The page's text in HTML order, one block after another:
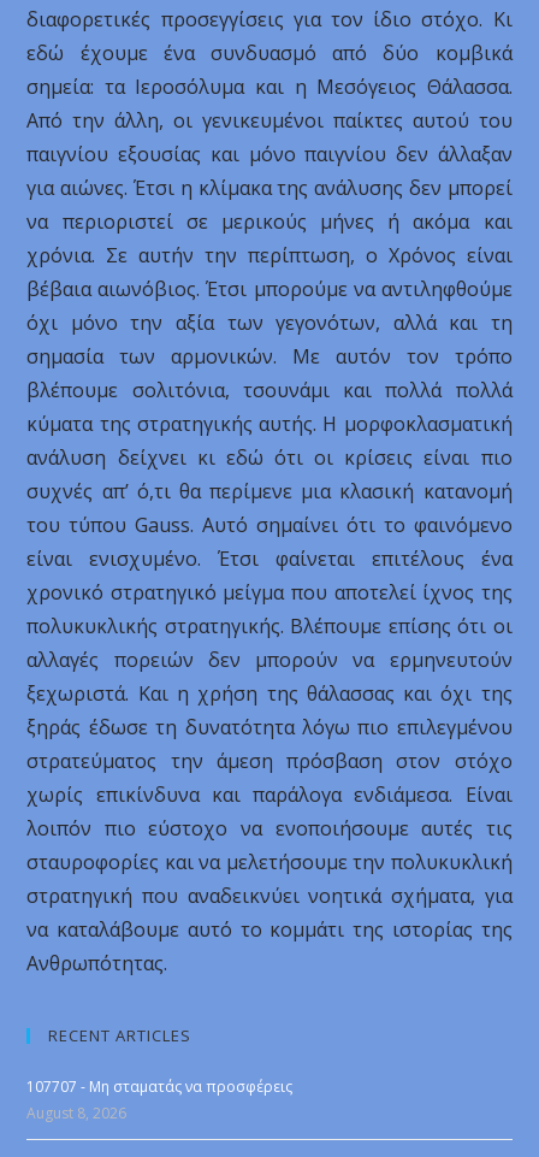
διαφορετικές προσεγγίσεις για τον ίδιο στόχο. Κι
εδώ έχουμε ένα συνδυασμό από δύο κομβικά
σημεία: τα Ιεροσόλυμα και η Μεσόγειος Θάλασσα.
Από την άλλη, οι γενικευμένοι παίκτες αυτού του
παιγνίου εξουσίας και μόνο παιγνίου δεν άλλαξαν
για αιώνες. Έτσι η κλίμακα της ανάλυσης δεν μπορεί
να περιοριστεί σε μερικούς μήνες ή ακόμα και
χρόνια. Σε αυτήν την περίπτωση, ο Χρόνος είναι
βέβαια αιωνόβιος. Έτσι μπορούμε να αντιληφθούμε
όχι μόνο την αξία των γεγονότων, αλλά και τη
σημασία των αρμονικών. Με αυτόν τον τρόπο
βλέπουμε σολιτόνια, τσουνάμι και πολλά πολλά
κύματα της στρατηγικής αυτής. Η μορφοκλασματική
ανάλυση δείχνει κι εδώ ότι οι κρίσεις είναι πιο
συχνές απ’ ό,τι θα περίμενε μια κλασική κατανομή
του τύπου Gauss. Αυτό σημαίνει ότι το φαινόμενο
είναι ενισχυμένο. Έτσι φαίνεται επιτέλους ένα
χρονικό στρατηγικό μείγμα που αποτελεί ίχνος της
πολυκυκλικής στρατηγικής. Βλέπουμε επίσης ότι οι
αλλαγές πορειών δεν μπορούν να ερμηνευτούν
ξεχωριστά. Και η χρήση της θάλασσας και όχι της
ξηράς έδωσε τη δυνατότητα λόγω πιο επιλεγμένου
στρατεύματος την άμεση πρόσβαση στον στόχο
χωρίς επικίνδυνα και παράλογα ενδιάμεσα. Είναι
λοιπόν πιο εύστοχο να ενοποιήσουμε αυτές τις
σταυροφορίες και να μελετήσουμε την πολυκυκλική
στρατηγική που αναδεικνύει νοητικά σχήματα, για
να καταλάβουμε αυτό το κομμάτι της ιστορίας της
Ανθρωπότητας.
RECENT ARTICLES
107707 - Μη σταματάς να προσφέρεις
August 8, 2026